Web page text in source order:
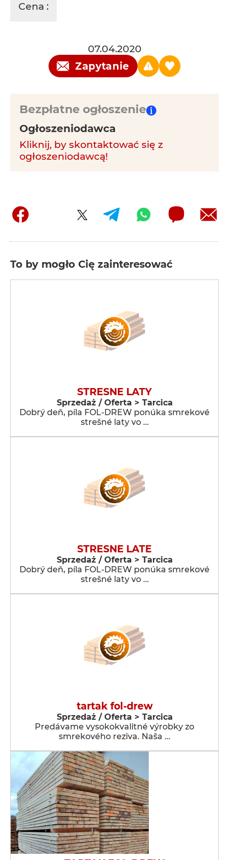
Cena :
07.04.2020
Zapytanie
Bezpłatne ogłoszenie
Ogłoszeniodawca
Kliknij, by skontaktować się z
ogłoszeniodawcą!
To by mogło Cię zainteresować
STRESNE LATY
Sprzedaż / Oferta > Tarcica
Dobrý deň, píla FOL-DREW ponúka smrekové
strešné laty vo …
STRESNE LATE
Sprzedaż / Oferta > Tarcica
Dobrý deň, píla FOL-DREW ponúka smrekové
strešné laty vo …
tartak fol-drew
Sprzedaż / Oferta > Tarcica
Predávame vysokokvalitné výrobky zo
smrekového reziva. Naša …